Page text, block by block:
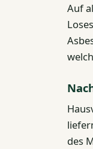
Auf
des